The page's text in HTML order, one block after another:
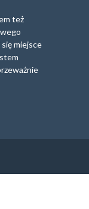
też
miejsce